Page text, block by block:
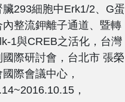
293細胞中Erk1/2、G蛋
內整流鉀離子通道、暨轉
1與CREB之活化，台灣
國際研討會，台北市 張榮
際會議中心，
，